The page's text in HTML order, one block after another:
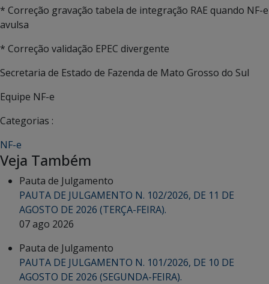
* Correção gravação tabela de integração RAE quando NF-e
avulsa
* Correção validação EPEC divergente
Secretaria de Estado de Fazenda de Mato Grosso do Sul
Equipe NF-e
Categorias :
NF-e
Veja Também
Pauta de Julgamento
PAUTA DE JULGAMENTO N. 102/2026, DE 11 DE
AGOSTO DE 2026 (TERÇA-FEIRA).
07 ago 2026
Pauta de Julgamento
PAUTA DE JULGAMENTO N. 101/2026, DE 10 DE
AGOSTO DE 2026 (SEGUNDA-FEIRA).